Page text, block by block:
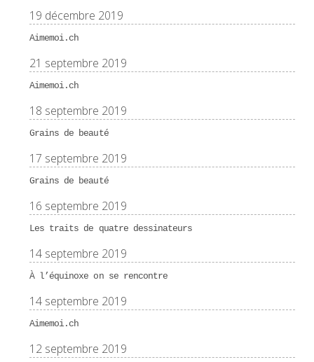
19 décembre 2019
Aimemoi.ch
21 septembre 2019
Aimemoi.ch
18 septembre 2019
Grains de beauté
17 septembre 2019
Grains de beauté
16 septembre 2019
Les traits de quatre dessinateurs
14 septembre 2019
À l’équinoxe on se rencontre
14 septembre 2019
Aimemoi.ch
12 septembre 2019